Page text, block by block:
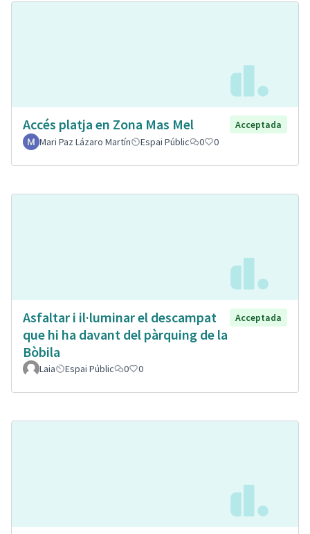
Accés platja en Zona Mas Mel
Acceptada
Mari Paz Lázaro Martín
Espai Públic 0 0
Asfaltar i il·luminar el descampat
que hi ha davant del pàrquing de la
Bòbila
Acceptada
Laia Espai Públic 0 0